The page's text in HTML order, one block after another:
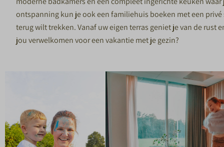
ontspanning kun je ook een familiehuis boeken met een privé
terug wilt trekken. Vanaf uw eigen terras geniet je van de rust
jou verwelkomen voor een vakantie met je gezin?